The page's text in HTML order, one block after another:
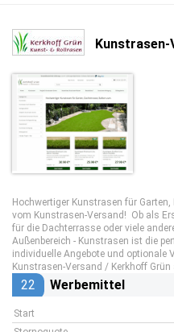
Kunstrasen-
Hochwertiger Kunstrasen für
vom Kunstrasen-Versand! Ob als
für die Dachterrasse oder viele
Außenbereich - Kunstrasen ist die
individuelle Angebote und optionale
Kunstrasen-Versand / Kerkhoff Grün
22 Werbemittel
Start